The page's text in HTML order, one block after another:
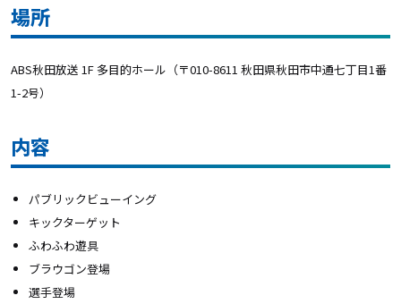
場所
ABS秋田放送 1F 多目的ホール（〒010-8611 秋田県秋田市中通七丁目1番
1-2号）
内容
パブリックビューイング
キックターゲット
ふわふわ遊具
ブラウゴン登場
選手登場